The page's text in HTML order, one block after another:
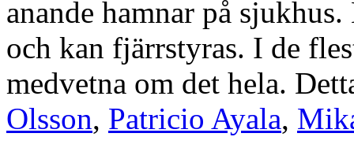
anande hamnar på sjukhus.
och kan fjärrstyras. I de
medvetna om det hela.
Olsson, Patricio Ayala,